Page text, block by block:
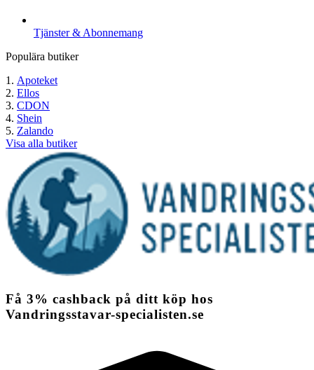
Tjänster & Abonnemang
Populära butiker
Apoteket
Ellos
CDON
Shein
Zalando
Visa alla butiker
Få 3% cashback på ditt köp hos
Vandringsstavar-specialisten.se